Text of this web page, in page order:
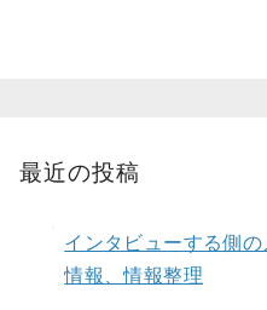
最近の投稿
インタビューする側
情報、情報整理